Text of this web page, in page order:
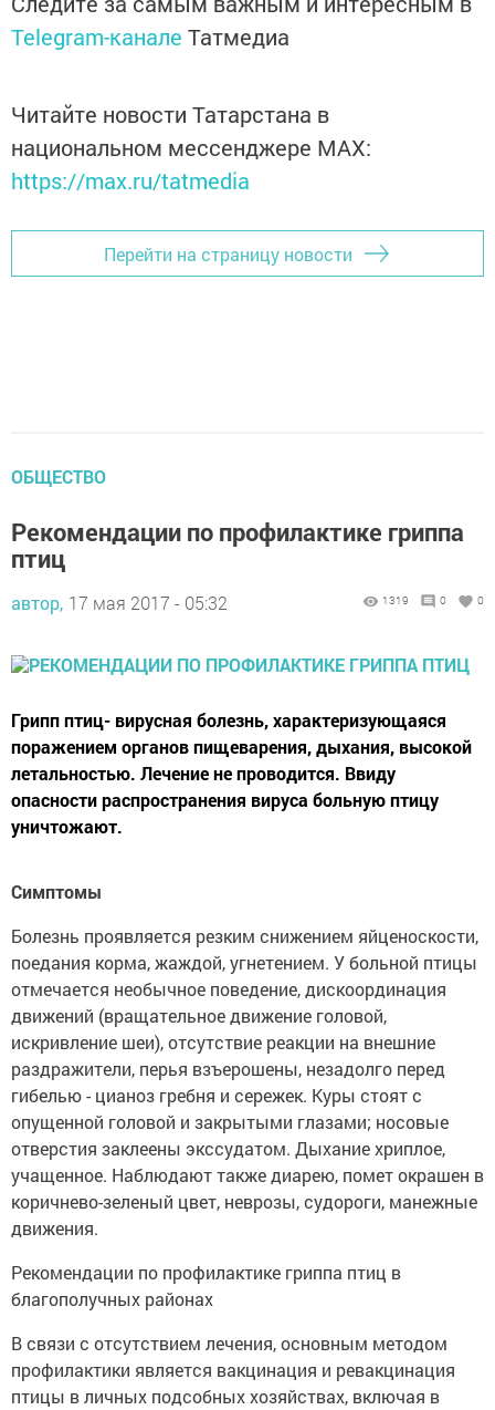
Telegram-канале Татмедиа
Читайте новости Татарстана в
национальном мессенджере MАХ:
https://max.ru/tatmedia
Перейти на страницу новости
ОБЩЕСТВО
Рекомендации по профилактике гриппа
птиц
автор, 17 мая 2017 - 05:32 1319 0 0
Грипп птиц- вирусная болезнь, характеризующаяся
поражением органов пищеварения, дыхания, высокой
летальностью. Лечение не проводится. Ввиду
опасности распространения вируса больную птицу
уничтожают.
Симптомы
Болезнь проявляется резким снижением яйценоскости,
поедания корма, жаждой, угнетением. У больной птицы
отмечается необычное поведение, дискоординация
движений (вращательное движение головой,
искривление шеи), отсутствие реакции на внешние
раздражители, перья взъерошены, незадолго перед
гибелью - цианоз гребня и сережек. Куры стоят с
опущенной головой и закрытыми глазами; носовые
отверстия заклеены экссудатом. Дыхание хриплое,
учащенное. Наблюдают также диарею, помет окрашен в
коричнево-зеленый цвет, неврозы, судороги, манежные
движения.
Рекомендации по профилактике гриппа птиц в
благополучных районах
В связи с отсутствием лечения, основным методом
профилактики является вакцинация и ревакцинация
птицы в личных подсобных хозяйствах, включая в